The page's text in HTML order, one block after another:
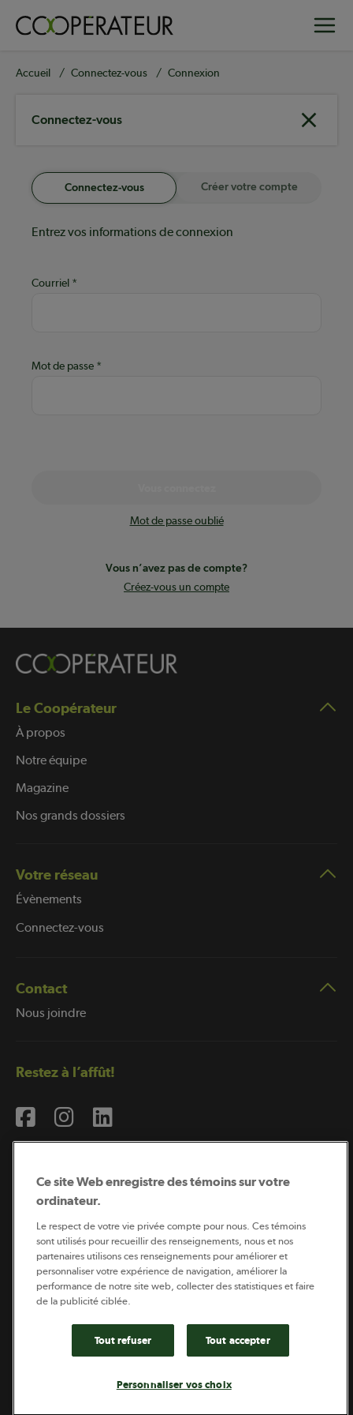
principal
Fil
Accueil Connectez-vous Connexion
Connectez-vous
Connectez-vous Créer votre compte
Entrez vos informations de connexion
Courriel
Mot de passe
Mot de passe oublié
Vous n’avez pas de compte?
Créez-vous un compte
Le Coopérateur
À propos
Notre équipe
Magazine
Nos grands dossiers
Votre réseau
Évènements
Connectez-vous
Contact
Nous joindre
Restez à l’affût!
Coopérateur est publié par Sollio Groupe Coopératif.
Il est l’outil d’information de la coopération agricole
québécoise.
Ce site Web enregistre des témoins sur votre
ordinateur.
Le respect de votre vie privée compte pour nous. Ces témoins
sont utilisés pour recueillir des renseignements, nous et nos
partenaires utilisons ces renseignements pour améliorer et
personnaliser votre expérience de navigation, améliorer la
performance de notre site web, collecter des statistiques et faire
de la publicité ciblée.
Tout refuser Tout accepter
Personnaliser vos choix